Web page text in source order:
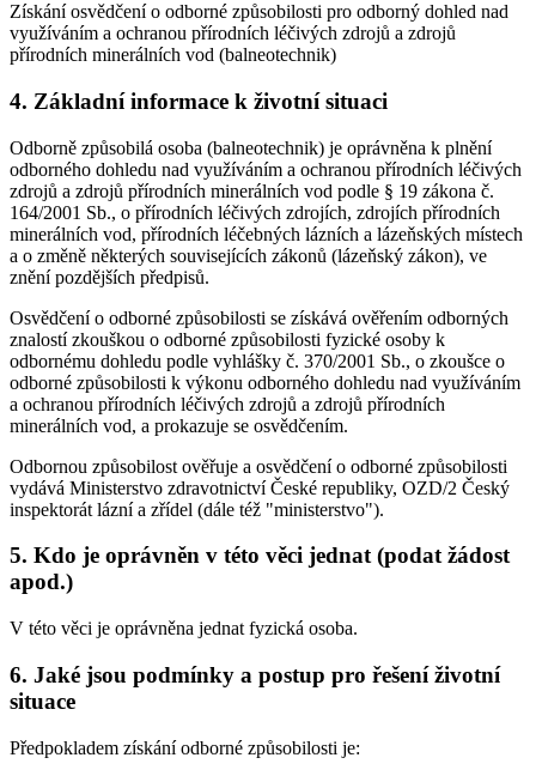
Získání osvědčení o odborné způsobilosti pro odborný dohled nad
využíváním a ochranou přírodních léčivých zdrojů a zdrojů
přírodních minerálních vod (balneotechnik)
4. Základní informace k životní situaci
Odborně způsobilá osoba (balneotechnik) je oprávněna k plnění
odborného dohledu nad využíváním a ochranou přírodních léčivých
zdrojů a zdrojů přírodních minerálních vod podle § 19 zákona č.
164/2001 Sb., o přírodních léčivých zdrojích, zdrojích přírodních
minerálních vod, přírodních léčebných lázních a lázeňských místech
a o změně některých souvisejících zákonů (lázeňský zákon), ve
znění pozdějších předpisů.
Osvědčení o odborné způsobilosti se získává ověřením odborných
znalostí zkouškou o odborné způsobilosti fyzické osoby k
odbornému dohledu podle vyhlášky č. 370/2001 Sb., o zkoušce o
odborné způsobilosti k výkonu odborného dohledu nad využíváním
a ochranou přírodních léčivých zdrojů a zdrojů přírodních
minerálních vod, a prokazuje se osvědčením.
Odbornou způsobilost ověřuje a osvědčení o odborné způsobilosti
vydává Ministerstvo zdravotnictví České republiky, OZD/2 Český
inspektorát lázní a zřídel (dále též "ministerstvo").
5. Kdo je oprávněn v této věci jednat (podat žádost
apod.)
V této věci je oprávněna jednat fyzická osoba.
6. Jaké jsou podmínky a postup pro řešení životní
situace
Předpokladem získání odborné způsobilosti je: